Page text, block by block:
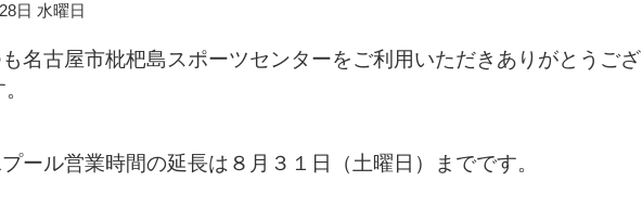
日 水曜日
名古屋市枇杷島スポーツセンターをご利用いただきありがとうござ
ール営業時間の延長は８月３１日（土曜日）までです。